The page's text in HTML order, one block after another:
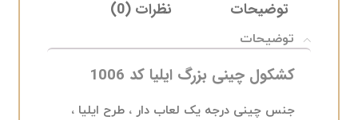
توضیحات نظرات (0)
توضیحات
کشکول چینی بزرگ ایلیا کد 1006
جنس چینی درجه یک لعاب دار ، طرح ایلیا ،